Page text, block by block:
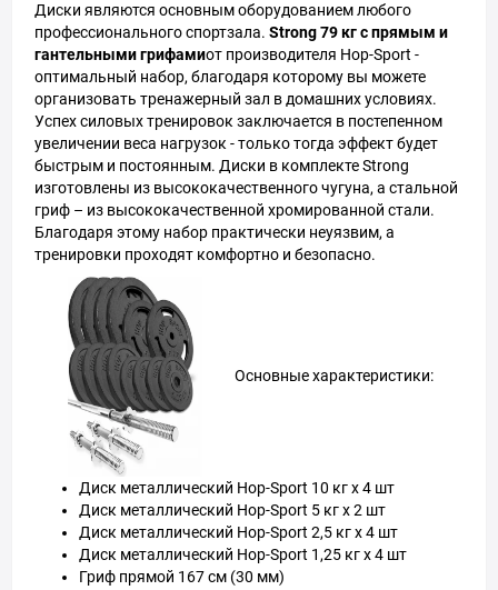
Диски являются основным оборудованием любого
профессионального спортзала. Strong 79 кг с прямым и
гантельными грифамиот производителя Hop-Sport -
оптимальный набор, благодаря которому вы можете
организовать тренажерный зал в домашних условиях.
Успех силовых тренировок заключается в постепенном
увеличении веса нагрузок - только тогда эффект будет
быстрым и постоянным. Диски в комплекте Strong
изготовлены из высококачественного чугуна, а стальной
гриф – из высококачественной хромированной стали.
Благодаря этому набор практически неуязвим, а
тренировки проходят комфортно и безопасно.
Основные характеристики:
Диск металлический Hop-Sport 10 кг x 4 шт
Диск металлический Hop-Sport 5 кг x 2 шт
Диск металлический Hop-Sport 2,5 кг х 4 шт
Диск металлический Hop-Sport 1,25 кг х 4 шт
Гриф прямой 167 см (30 мм)